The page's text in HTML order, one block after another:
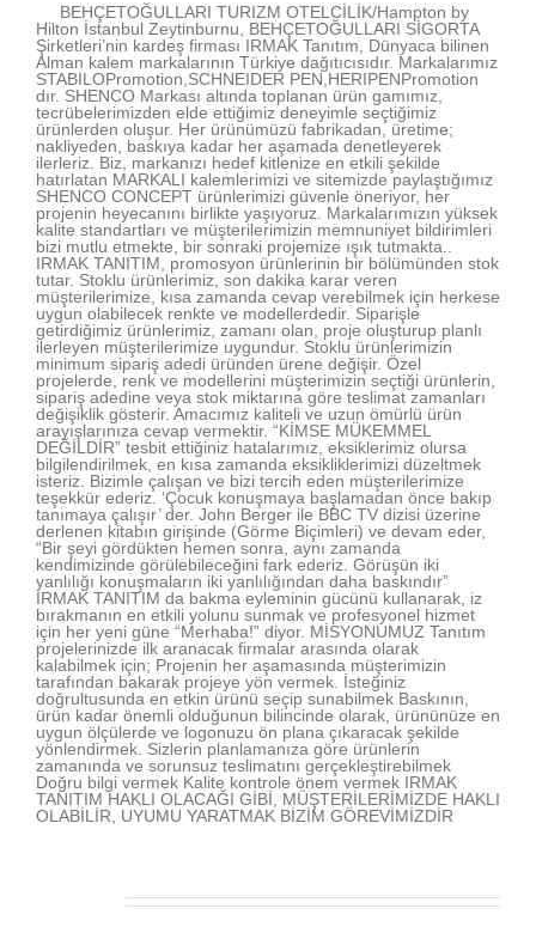
BEHÇETOĞULLARI TURIZM OTELCİLİK/Hampton by
Hilton İstanbul Zeytinburnu, BEHÇETOĞULLARI SİGORTA
Şirketleri’nin kardeş firması IRMAK Tanıtım, Dünyaca bilinen
Alman kalem markalarının Türkiye dağıtıcısıdır. Markalarımız
STABILOPromotion,SCHNEIDER PEN,HERIPENPromotion
dır. SHENCO Markası altında toplanan ürün gamımız,
tecrübelerimizden elde ettiğimiz deneyimle seçtiğimiz
ürünlerden oluşur. Her ürünümüzü fabrikadan, üretime;
nakliyeden, baskıya kadar her aşamada denetleyerek
ilerleriz. Biz, markanızı hedef kitlenize en etkili şekilde
hatırlatan MARKALI kalemlerimizi ve sitemizde paylaştığımız
SHENCO CONCEPT ürünlerimizi güvenle öneriyor, her
projenin heyecanını birlikte yaşıyoruz. Markalarımızın yüksek
kalite standartları ve müşterilerimizin memnuniyet bildirimleri
bizi mutlu etmekte, bir sonraki projemize ışık tutmakta..
IRMAK TANITIM, promosyon ürünlerinin bir bölümünden stok
tutar. Stoklu ürünlerimiz, son dakika karar veren
müşterilerimize, kısa zamanda cevap verebilmek için herkese
uygun olabilecek renkte ve modellerdedir. Siparişle
getirdiğimiz ürünlerimiz, zamanı olan, proje oluşturup planlı
ilerleyen müşterilerimize uygundur. Stoklu ürünlerimizin
minimum sipariş adedi üründen ürene değişir. Özel
projelerde, renk ve modellerini müşterimizin seçtiği ürünlerin,
sipariş adedine veya stok miktarına göre teslimat zamanları
değişiklik gösterir. Amacımız kaliteli ve uzun ömürlü ürün
arayışlarınıza cevap vermektir. “KİMSE MÜKEMMEL
DEĞİLDİR” tesbit ettiğiniz hatalarımız, eksiklerimiz olursa
bilgilendirilmek, en kısa zamanda eksikliklerimizi düzeltmek
isteriz. Bizimle çalışan ve bizi tercih eden müşterilerimize
teşekkür ederiz. ‘Çocuk konuşmaya başlamadan önce bakıp
tanımaya çalışır’ der. John Berger ile BBC TV dizisi üzerine
derlenen kitabın girişinde (Görme Biçimleri) ve devam eder,
“Bir şeyi gördükten hemen sonra, aynı zamanda
kendimizinde görülebileceğini fark ederiz. Görüşün iki
yanlılığı konuşmaların iki yanlılığından daha baskındır”
IRMAK TANITIM da bakma eyleminin gücünü kullanarak, iz
bırakmanın en etkili yolunu sunmak ve profesyonel hizmet
için her yeni güne “Merhaba!” diyor. MİSYONUMUZ Tanıtım
projelerinizde ilk aranacak firmalar arasında olarak
kalabilmek için; Projenin her aşamasında müşterimizin
tarafından bakarak projeye yön vermek. İsteğiniz
doğrultusunda en etkin ürünü seçip sunabilmek Baskının,
ürün kadar önemli olduğunun bilincinde olarak, ürününüze en
uygun ölçülerde ve logonuzu ön plana çıkaracak şekilde
yönlendirmek. Sizlerin planlamanıza göre ürünlerin
zamanında ve sorunsuz teslimatını gerçekleştirebilmek
Doğru bilgi vermek Kalite kontrole önem vermek IRMAK
TANITIM HAKLI OLACAĞI GİBİ, MÜŞTERİLERİMİZDE HAKLI
OLABİLİR, UYUMU YARATMAK BİZİM GÖREVİMİZDİR